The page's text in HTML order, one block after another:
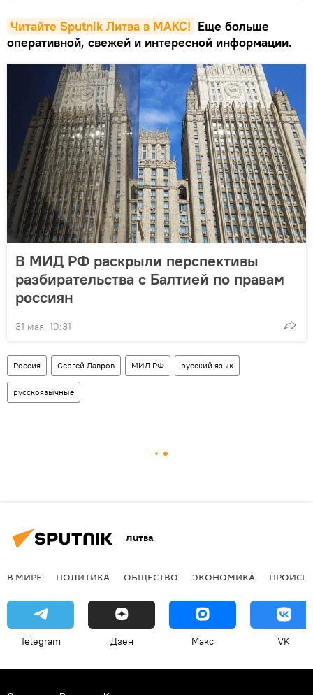
Читайте Sputnik Литва в MAКС! Еще больше
оперативной, свежей и интересной информации.
В МИД РФ раскрыли перспективы
разбирательства с Балтией по правам
россиян
31 мая, 10:31
Россия Сергей Лавров МИД РФ русский язык
русскоязычные
Литва
В МИРЕ ПОЛИТИКА ОБЩЕСТВО ЭКОНОМИКА
Telegram Дзен Макс VK